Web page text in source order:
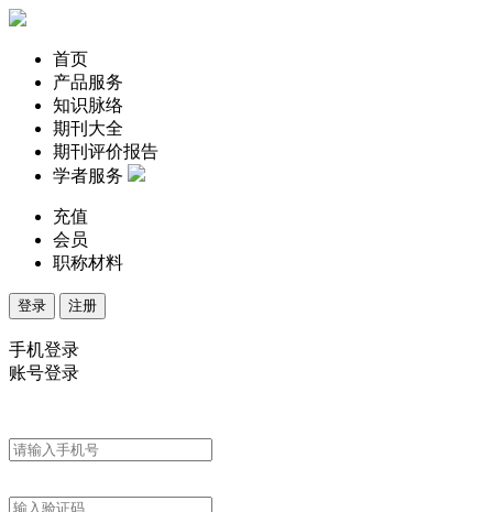
首页
产品服务
知识脉络
期刊大全
期刊评价报告
学者服务
充值
会员
职称材料
登录 注册
手机登录
账号登录